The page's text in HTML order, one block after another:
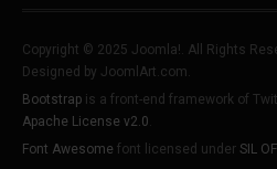
Copyright © 2025 Joomla!. All Rights
Designed by JoomlArt.com.
Bootstrap is a front-end framework of
Apache License v2.0.
Font Awesome font licensed under SIL